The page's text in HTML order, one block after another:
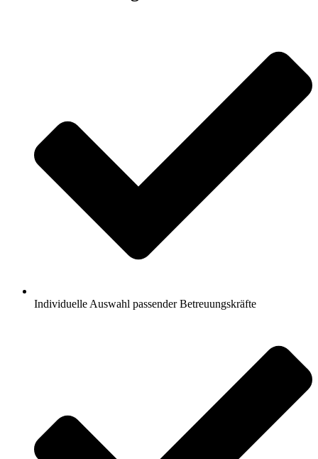
Individuelle Auswahl passender Betreuungskräfte